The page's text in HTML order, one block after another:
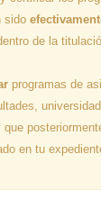
sido
de la
programas de
en tu